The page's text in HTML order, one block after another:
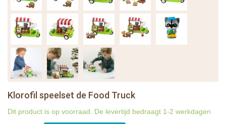
Klorofil speelset de Food Truck
Dit product is op voorraad. De levertijd bedraagt 1-2 werkdagen